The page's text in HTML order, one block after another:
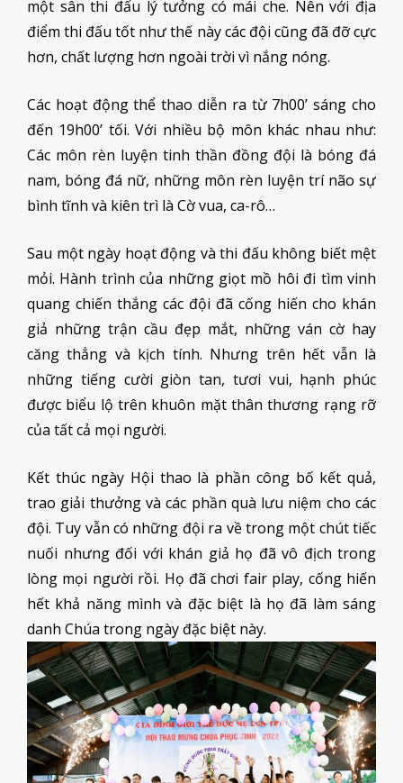
một sân thi đấu lý tưởng có mái che. Nên với địa
điểm thi đấu tốt như thế này các đội cũng đã đỡ cực
hơn, chất lượng hơn ngoài trời vì nắng nóng.
Các hoạt động thể thao diễn ra từ 7h00’ sáng cho
đến 19h00’ tối. Với nhiều bộ môn khác nhau như:
Các môn rèn luyện tinh thần đồng đội là bóng đá
nam, bóng đá nữ, những môn rèn luyện trí não sự
bình tĩnh và kiên trì là Cờ vua, ca-rô…
Sau một ngày hoạt động và thi đấu không biết mệt
mỏi. Hành trình của những giọt mồ hôi đi tìm vinh
quang chiến thắng các đội đã cống hiến cho khán
giả những trận cầu đẹp mắt, những ván cờ hay
căng thẳng và kịch tính. Nhưng trên hết vẫn là
những tiếng cười giòn tan, tươi vui, hạnh phúc
được biểu lộ trên khuôn mặt thân thương rạng rỡ
của tất cả mọi người.
Kết thúc ngày Hội thao là phần công bố kết quả,
trao giải thưởng và các phần quà lưu niệm cho các
đội. Tuy vẫn có những đội ra về trong một chút tiếc
nuối nhưng đối với khán giả họ đã vô địch trong
lòng mọi người rồi. Họ đã chơi fair play, cống hiến
hết khả năng mình và đặc biệt là họ đã làm sáng
danh Chúa trong ngày đặc biệt này.